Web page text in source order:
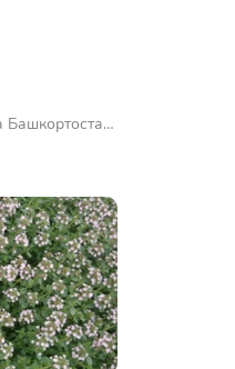
Башкортостан,